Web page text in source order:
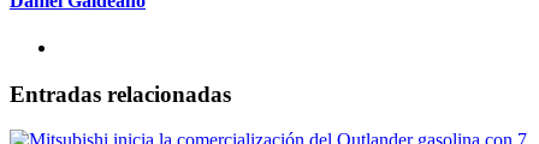
Entradas relacionadas